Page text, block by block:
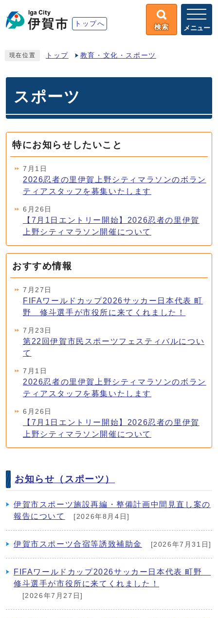
トップへ 検索 メニュー
現在位置 トップ 教育・文化・スポーツ
スポーツ
特にお知らせしたいこと
7月1日
2026忍者の里伊賀上野シティマラソンのボラン
ティアスタッフを募集いたします
6月26日
【7月1日エントリー開始】2026忍者の里伊賀
上野シティマラソン開催について
おすすめ情報
7月27日
FIFAワールドカップ2026サッカー日本代表 町
野 修斗選手が市役所に来てくれました！
7月23日
第22回伊賀市民スポーツフェスティバルについ
て
7月1日
2026忍者の里伊賀上野シティマラソンのボラン
ティアスタッフを募集いたします
6月26日
【7月1日エントリー開始】2026忍者の里伊賀
上野シティマラソン開催について
お知らせ（スポーツ）
伊賀市スポーツ施設再編・整備計画中間見直し案の
報告について
[2026年8月4日]
伊賀市スポーツ合宿等誘致補助金 [2026年7月31日]
FIFAワールドカップ2026サッカー日本代表 町野
修斗選手が市役所に来てくれました！
[2026年7月27日]